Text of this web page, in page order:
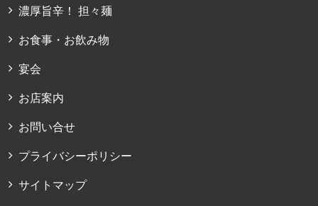
濃厚旨辛！ 担々麺
お食事・お飲み物
宴会
お店案内
お問い合せ
プライバシーポリシー
サイトマップ